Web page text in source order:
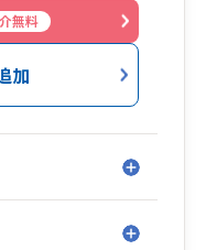
がつきものです
理士はそう多く
ような時代では
対応する会計事
まで多くの実績
さい。
無料
加